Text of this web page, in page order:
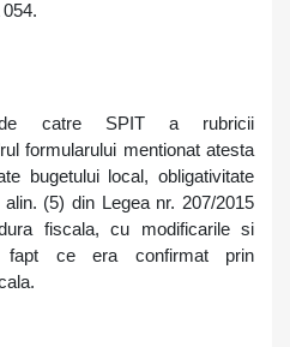
de catre SPIT a rubricii
formularului mentionat atesta
bugetului local, obligativitate
(5) din Legea nr. 207/2015
fiscala, cu modificarile si
fapt ce era confirmat prin